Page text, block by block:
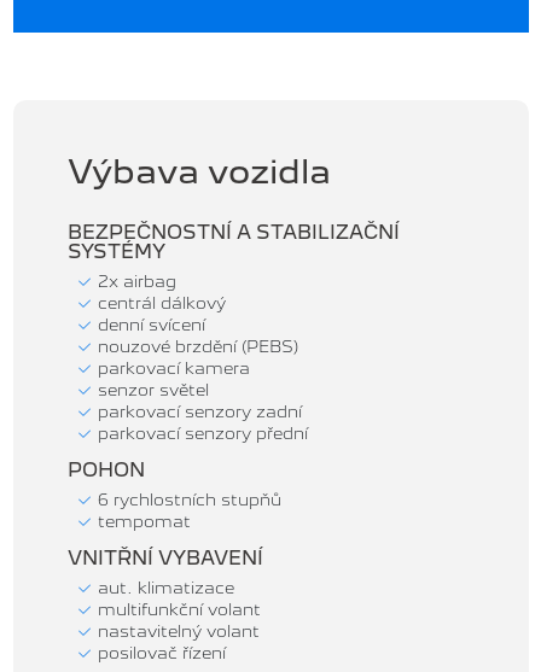
Výbava vozidla
BEZPEČNOSTNÍ A STABILIZAČNÍ
SYSTÉMY
2x airbag
centrál dálkový
denní svícení
nouzové brzdění (PEBS)
parkovací kamera
senzor světel
parkovací senzory zadní
parkovací senzory přední
POHON
6 rychlostních stupňů
tempomat
VNITŘNÍ VYBAVENÍ
aut. klimatizace
multifunkční volant
nastavitelný volant
posilovač řízení